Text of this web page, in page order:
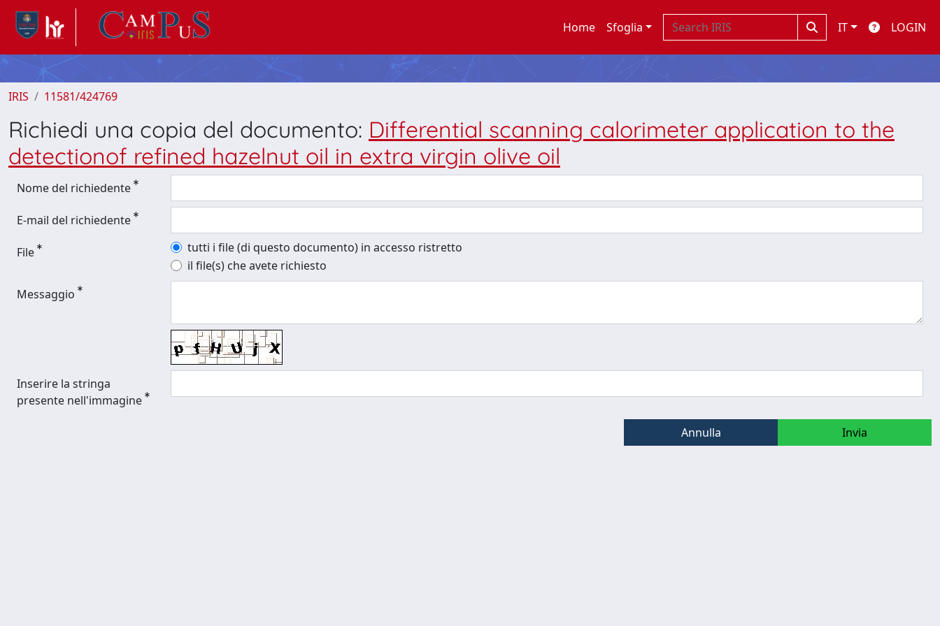
Home Sfoglia IT LOGIN
IRIS 11581/424769
Richiedi una copia del documento: Differential scanning calorimeter application to the
detectionof refined hazelnut oil in extra virgin olive oil
Nome del richiedente
E-mail del richiedente
File
tutti i file (di questo documento) in accesso ristretto
il file(s) che avete richiesto
Messaggio
Inserire la stringa
presente nell'immagine
Annulla Invia